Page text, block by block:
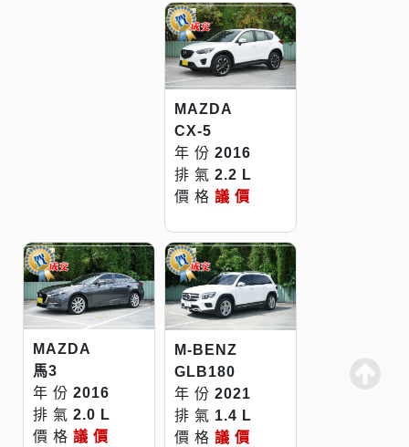
MAZDA
CX-5
年 份 2016
排 氣 2.2 L
價 格 議 價
MAZDA
馬3
年 份 2016
排 氣 2.0 L
價 格 議 價
M-BENZ
GLB180
年 份 2021
排 氣 1.4 L
價 格 議 價